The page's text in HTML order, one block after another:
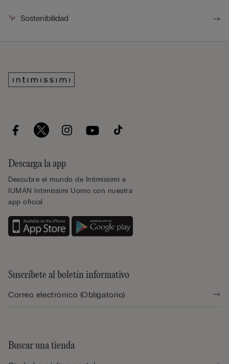
Sostenibilidad
Descarga la app
Descubre el mundo de Intimissimi e
IUMAN Intimissimi Uomo con nuestra
app oficial.
Suscríbete al boletín informativo
Buscar una tienda